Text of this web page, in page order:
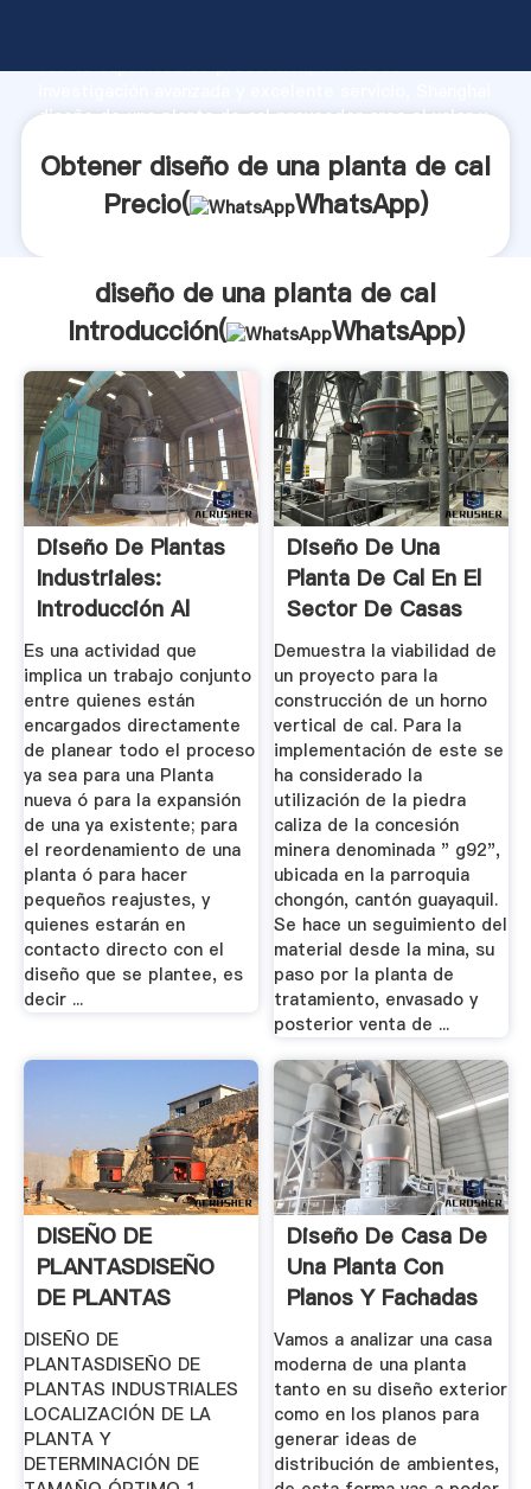
fuerte capacidad de producción, fuerza de
diseño de una planta de cal proveedor crea el valor y
Obtener diseño de una planta de cal
Precio(
WhatsApp)
diseño de una planta de cal
Introducción(
WhatsApp)
Diseño De Plantas
Industriales:
Introducción Al
Diseño De ...
Es una actividad que
implica un trabajo conjunto
entre quienes están
encargados directamente
de planear todo el proceso
ya sea para una Planta
nueva ó para la expansión
de una ya existente; para
el reordenamiento de una
planta ó para hacer
pequeños reajustes, y
quienes estarán en
contacto directo con el
diseño que se plantee, es
decir ...
Diseño De Una
Planta De Cal En El
Sector De Casas
Viejas
Demuestra la viabilidad de
un proyecto para la
construcción de un horno
vertical de cal. Para la
implementación de este se
ha considerado la
utilización de la piedra
caliza de la concesión
minera denominada " g92",
ubicada en la parroquia
chongón, cantón guayaquil.
Se hace un seguimiento del
material desde la mina, su
paso por la planta de
tratamiento, envasado y
posterior venta de ...
DISEÑO DE
PLANTASDISEÑO
DE PLANTAS
INDUSTRIALES
DISEÑO DE
PLANTASDISEÑO DE
PLANTAS INDUSTRIALES
LOCALIZACIÓN DE LA
PLANTA Y
DETERMINACIÓN DE
Diseño De Casa De
Una Planta Con
Planos Y Fachadas
Vamos a analizar una casa
moderna de una planta
tanto en su diseño exterior
como en los planos para
generar ideas de
distribución de ambientes,